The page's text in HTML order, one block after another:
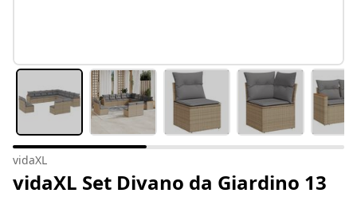
vidaXL
vidaXL Set Divano da Giardino 13